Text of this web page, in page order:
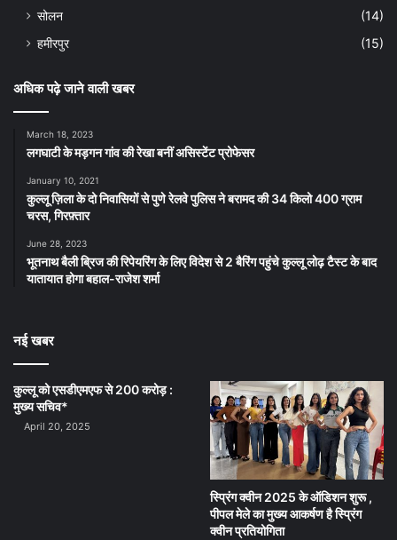
सोलन
(14)
हमीरपुर
(15)
अधिक पढ़े जाने वाली खबर
March 18, 2023
लगघाटी के मड़गन गांव की रेखा बनीं असिस्टेंट प्रोफेसर
January 10, 2021
कुल्लू ज़िला के दो निवासियों से पुणे रेलवे पुलिस ने बरामद की 34 किलो 400 ग्राम
चरस, गिरफ़्तार
June 28, 2023
भूतनाथ बैली ब्रिज की रिपेयरिंग के लिए विदेश से 2 बैरिंग पहुंचे कुल्लू लोढ़ टैस्ट के बाद
यातायात होगा बहाल-राजेश शर्मा
नई खबर
कुल्लू को एसडीएमएफ से 200 करोड़ :
मुख्य सचिव*
April 20, 2025
स्प्रिंग क्वीन 2025 के ऑडिशन शुरू ,
पीपल मेले का मुख्य आकर्षण है स्प्रिंग
क्वीन प्रतियोगिता